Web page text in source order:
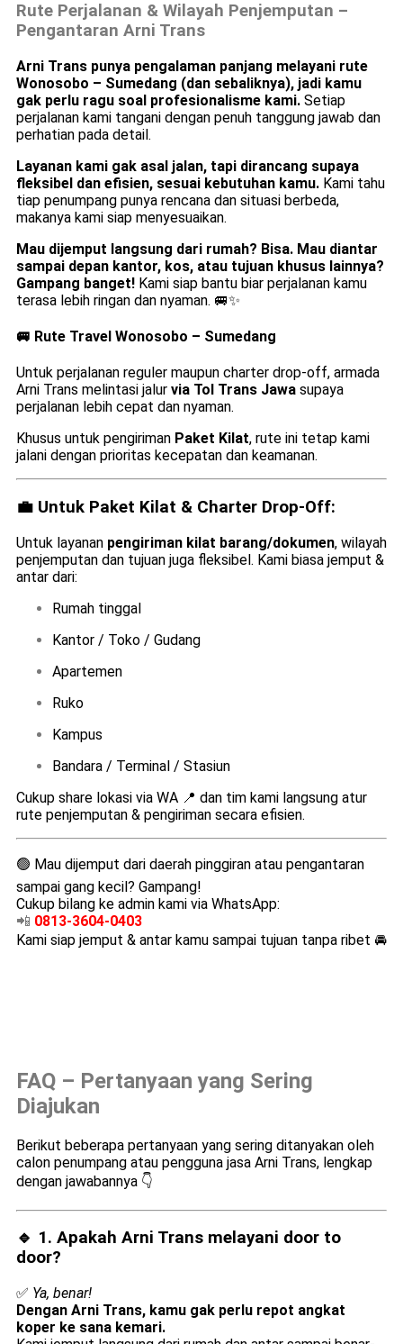
Rute Perjalanan & Wilayah Penjemputan –
Pengantaran Arni Trans
Arni Trans punya pengalaman panjang melayani rute
Wonosobo – Sumedang (dan sebaliknya), jadi kamu
gak perlu ragu soal profesionalisme kami. Setiap
perjalanan kami tangani dengan penuh tanggung jawab dan
perhatian pada detail.
Layanan kami gak asal jalan, tapi dirancang supaya
fleksibel dan efisien, sesuai kebutuhan kamu. Kami tahu
tiap penumpang punya rencana dan situasi berbeda,
makanya kami siap menyesuaikan.
Mau dijemput langsung dari rumah? Bisa. Mau diantar
sampai depan kantor, kos, atau tujuan khusus lainnya?
Gampang banget! Kami siap bantu biar perjalanan kamu
terasa lebih ringan dan nyaman. 🚐✨
🚐 Rute Travel Wonosobo – Sumedang
Untuk perjalanan reguler maupun charter drop-off, armada
Arni Trans melintasi jalur via Tol Trans Jawa supaya
perjalanan lebih cepat dan nyaman.
Khusus untuk pengiriman Paket Kilat, rute ini tetap kami
jalani dengan prioritas kecepatan dan keamanan.
💼 Untuk Paket Kilat & Charter Drop-Off:
Untuk layanan pengiriman kilat barang/dokumen, wilayah
penjemputan dan tujuan juga fleksibel. Kami biasa jemput &
antar dari:
Rumah tinggal
Kantor / Toko / Gudang
Apartemen
Ruko
Kampus
Bandara / Terminal / Stasiun
Cukup share lokasi via WA 📍 dan tim kami langsung atur
rute penjemputan & pengiriman secara efisien.
🟢 Mau dijemput dari daerah pinggiran atau pengantaran
sampai gang kecil? Gampang!
Cukup bilang ke admin kami via WhatsApp:
📲 0813-3604-0403
Kami siap jemput & antar kamu sampai tujuan tanpa ribet 🚘
FAQ – Pertanyaan yang Sering
Diajukan
Berikut beberapa pertanyaan yang sering ditanyakan oleh
calon penumpang atau pengguna jasa Arni Trans, lengkap
dengan jawabannya 👇
🔹 1. Apakah Arni Trans melayani door to
door?
✅ Ya, benar!
Dengan Arni Trans, kamu gak perlu repot angkat
koper ke sana kemari.